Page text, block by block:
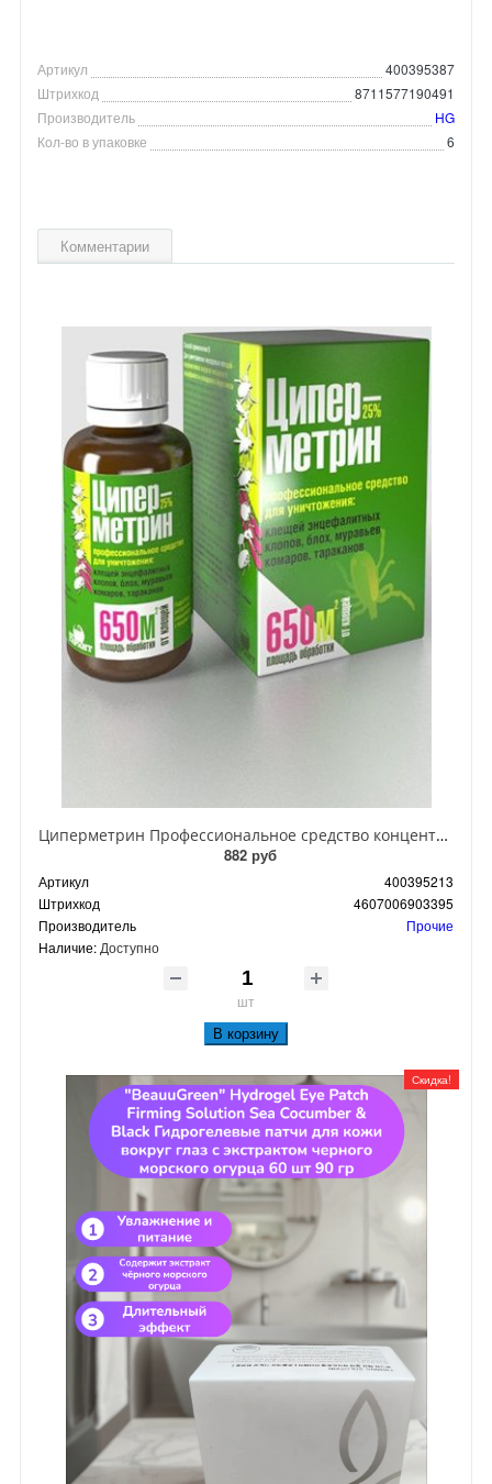
Артикул
400395387
Штрихкод
8711577190491
Производитель
HG
Кол-во в упаковке
6
Комментарии
Циперметрин Профессиональное средство концентрат эмульсии 25% для уничтожения тараканов, мух,комаров, блох, клопов, муравьев, ос 50 мл
882 руб
Артикул
400395213
Штрихкод
4607006903395
Производитель
Прочие
Наличие: Доступно
шт
В корзину
Скидка!